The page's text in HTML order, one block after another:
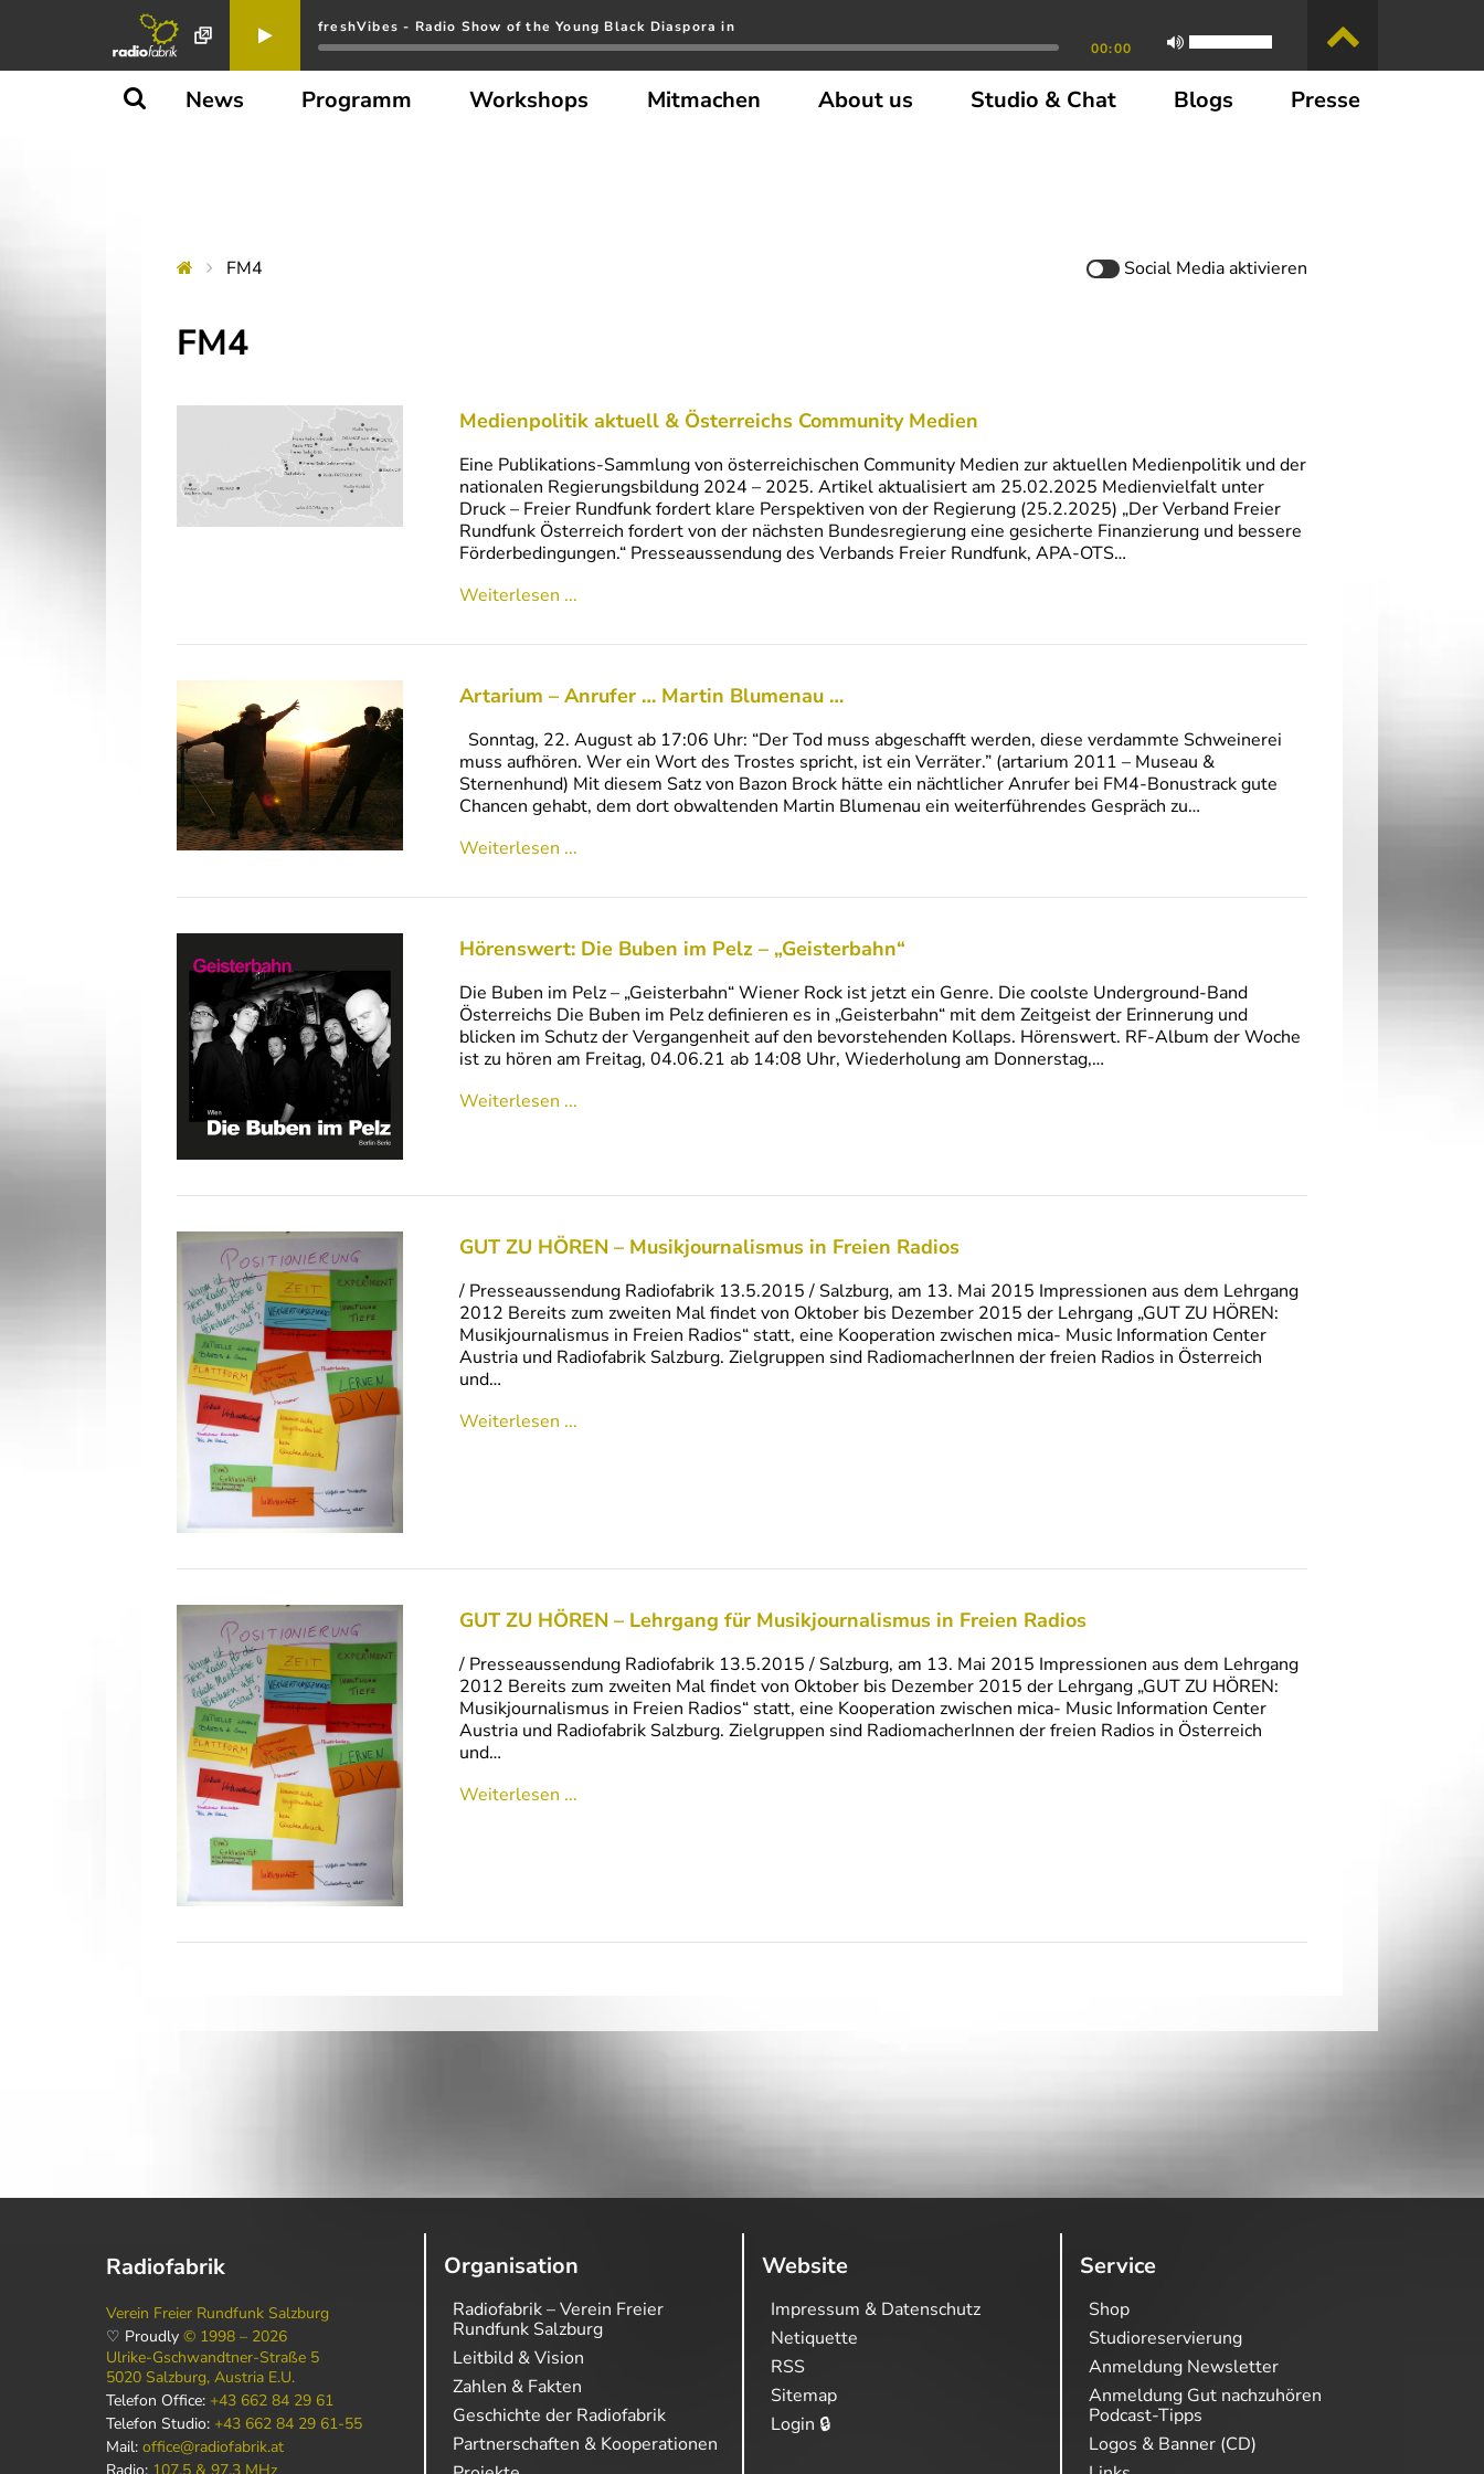
freshVibes - Radio Show of the Young Black Diaspora in
00:00
News Programm Workshops Mitmachen About us Studio & Chat Blogs Presse
FM4 Social Mediaaktivieren
FM4
Medienpolitik aktuell & Österreichs Community Medien
Eine Publikations-Sammlung von österreichischen Community Medien zur aktuellen Medienpolitik und der
nationalen Regierungsbildung 2024 – 2025. Artikel aktualisiert am 25.02.2025 Medienvielfalt unter
Druck – Freier Rundfunk fordert klare Perspektiven von der Regierung (25.2.2025) „Der Verband Freier
Rundfunk Österreich fordert von der nächsten Bundesregierung eine gesicherte Finanzierung und bessere
Förderbedingungen.“ Presseaussendung des Verbands Freier Rundfunk, APA-OTS…
Weiterlesen ...
Artarium – Anrufer … Martin Blumenau …
Sonntag, 22. August ab 17:06 Uhr: “Der Tod muss abgeschafft werden, diese verdammte Schweinerei
muss aufhören. Wer ein Wort des Trostes spricht, ist ein Verräter.” (artarium 2011 – Museau &
Sternenhund) Mit diesem Satz von Bazon Brock hätte ein nächtlicher Anrufer bei FM4-Bonustrack gute
Chancen gehabt, dem dort obwaltenden Martin Blumenau ein weiterführendes Gespräch zu…
Weiterlesen ...
Hörenswert: Die Buben im Pelz – „Geisterbahn“
Die Buben im Pelz – „Geisterbahn“ Wiener Rock ist jetzt ein Genre. Die coolste Underground-Band
Österreichs Die Buben im Pelz definieren es in „Geisterbahn“ mit dem Zeitgeist der Erinnerung und
blicken im Schutz der Vergangenheit auf den bevorstehenden Kollaps. Hörenswert. RF-Album der Woche
ist zu hören am Freitag, 04.06.21 ab 14:08 Uhr, Wiederholung am Donnerstag,…
Weiterlesen ...
GUT ZU HÖREN – Musikjournalismus in Freien Radios
/ Presseaussendung Radiofabrik 13.5.2015 / Salzburg, am 13. Mai 2015 Impressionen aus dem Lehrgang
2012 Bereits zum zweiten Mal findet von Oktober bis Dezember 2015 der Lehrgang „GUT ZU HÖREN:
Musikjournalismus in Freien Radios“ statt, eine Kooperation zwischen mica- Music Information Center
Austria und Radiofabrik Salzburg. Zielgruppen sind RadiomacherInnen der freien Radios in Österreich
und…
Weiterlesen ...
GUT ZU HÖREN – Lehrgang für Musikjournalismus in Freien Radios
/ Presseaussendung Radiofabrik 13.5.2015 / Salzburg, am 13. Mai 2015 Impressionen aus dem Lehrgang
2012 Bereits zum zweiten Mal findet von Oktober bis Dezember 2015 der Lehrgang „GUT ZU HÖREN:
Musikjournalismus in Freien Radios“ statt, eine Kooperation zwischen mica- Music Information Center
Austria und Radiofabrik Salzburg. Zielgruppen sind RadiomacherInnen der freien Radios in Österreich
und…
Weiterlesen ...
Radiofabrik
Verein Freier Rundfunk Salzburg
♡ Proudly © 1998 – 2026
Ulrike-Gschwandtner-Straße 5
5020 Salzburg, Austria E.U.
Telefon Office: +43 662 84 29 61
Telefon Studio: +43 662 84 29 61-55
Mail: office@radiofabrik.at
Radio: 107,5 & 97,3 MHz
Organisation
Radiofabrik – Verein Freier
Rundfunk Salzburg
Leitbild & Vision
Zahlen & Fakten
Geschichte der Radiofabrik
Partnerschaften & Kooperationen
Website
Impressum & Datenschutz
Netiquette
RSS
Sitemap
Login 🔒
Service
Shop
Studioreservierung
Anmeldung Newsletter
Anmeldung Gut nachzuhören
Podcast-Tipps
Logos & Banner (CD)